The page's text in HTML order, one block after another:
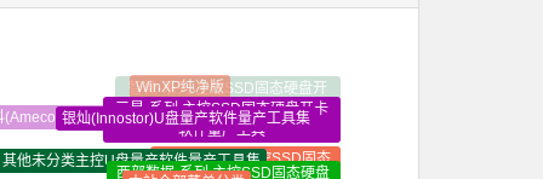
金士顿-系列 主控SSD固态
硬盘开卡软件量产工具
西部数据-系列 主控SSD固态硬盘
开卡软件量产工具
本站全部菜单分类
其他未分类主控U盘量产软件量产工具集
(AmecoMicovMXTronics)U盘量产软件量产工具集
三星-系列 主控SSD固态硬盘开卡
软件量产工具
银灿(Innostor)U盘量产软件量产工具集
WinXP纯净版